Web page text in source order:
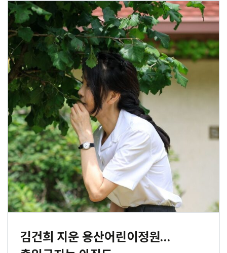
김건희 지운 용산어린이정원…